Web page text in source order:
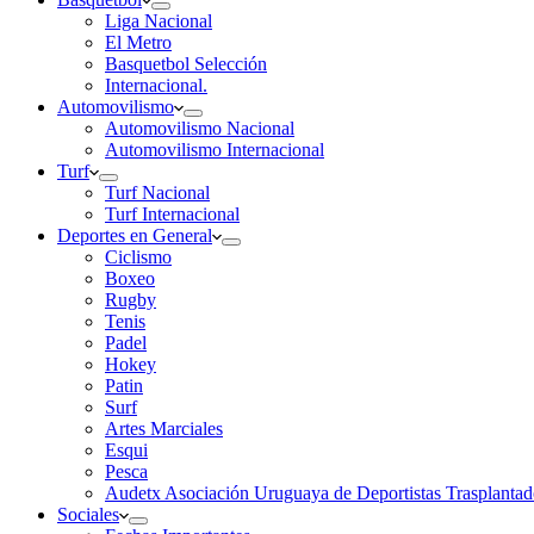
Liga Nacional
El Metro
Basquetbol Selección
Internacional.
Automovilismo
Automovilismo Nacional
Automovilismo Internacional
Turf
Turf Nacional
Turf Internacional
Deportes en General
Ciclismo
Boxeo
Rugby
Tenis
Padel
Hokey
Patin
Surf
Artes Marciales
Esqui
Pesca
Audetx Asociación Uruguaya de Deportistas
Sociales